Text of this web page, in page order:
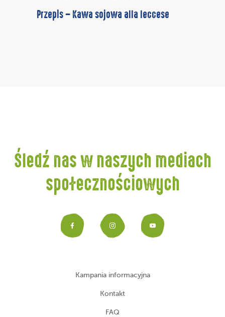
Przepis – Kawa sojowa alla leccese
Śledź nas w naszych mediach
społecznościowych
Facebook
Instagram
Kampania informacyjna
Kontakt
FAQ